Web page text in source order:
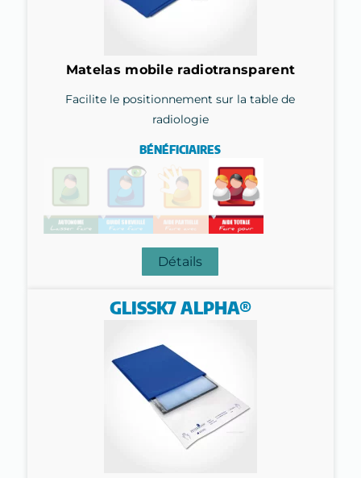
Matelas mobile radiotransparent
Facilite le positionnement sur la table de
radiologie
BÉNÉFICIAIRES
Détails
GLISSK7 ALPHA®